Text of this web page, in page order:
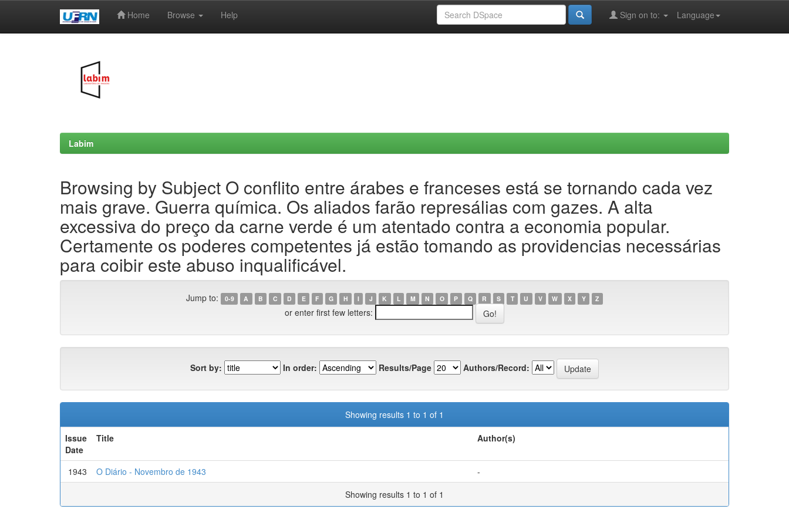
Home Browse Help Language
Sign on to:
Labim
Browsing by Subject O conflito entre árabes e franceses está se tornando cada vez
mais grave. Guerra química. Os aliados farão represálias com gazes. A alta
excessiva do preço da carne verde é um atentado contra a economia popular.
Certamente os poderes competentes já estão tomando as providencias necessárias
para coibir este abuso inqualificável.
Jump to: 0-9 A B C D E F G H I J K L M N O P Q R S T U V W X Y Z
or enter first few letters:
Sort by: In order: Results/Page Authors/Record:
Showing results 1 to 1 of 1
Issue
Date
Title Author(s)
1943 O Diário - Novembro de 1943
-
Showing results 1 to 1 of 1